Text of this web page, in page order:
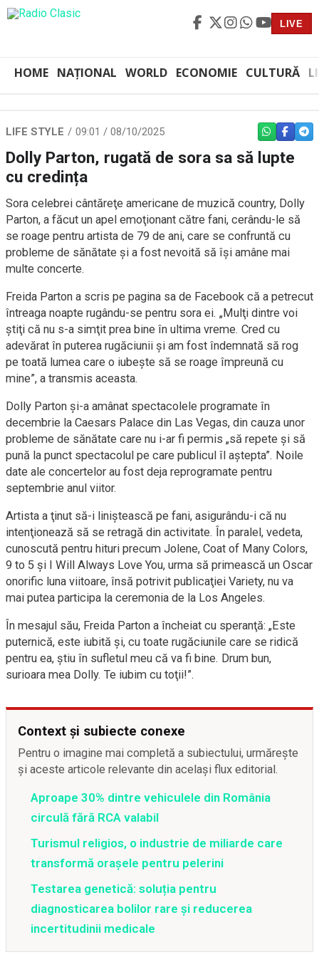
LIVE
HOME NAȚIONAL WORLD ECONOMIE CULTURĂ
LIFE STYLE 09:01 / 08/10/2025 WHATSAPP
Dolly Parton, rugată de sora sa să lupte
cu credința
Sora celebrei cântăreţe americane de muzică country, Dolly
Parton, a făcut un apel emoţionant către fani, cerându-le să
se roage pentru artista de 79 de ani, care se confruntă cu
probleme de sănătate şi a fost nevoită să îşi amâne mai
multe concerte.
Freida Parton a scris pe pagina sa de Facebook că a petrecut
întreaga noapte rugându-se pentru sora ei. „Mulţi dintre voi
ştiţi că nu s-a simţit prea bine în ultima vreme. Cred cu
adevărat în puterea rugăciunii şi am fost îndemnată să rog
pe toată lumea care o iubeşte să se roage împreună cu
mine”, a transmis aceasta.
Dolly Parton şi-a amânat spectacolele programate în
decembrie la Caesars Palace din Las Vegas, din cauza unor
probleme de sănătate care nu i-ar fi permis „să repete şi să
pună la punct spectacolul pe care publicul îl aştepta”. Noile
date ale concertelor au fost deja reprogramate pentru
septembrie anul viitor.
Artista a ţinut să-i liniştească pe fani, asigurându-i că nu
intenţionează să se retragă din activitate. În paralel, vedeta,
cunoscută pentru hituri precum Jolene, Coat of Many Colors,
9 to 5 şi I Will Always Love You, urma să primească un Oscar
onorific luna viitoare, însă potrivit publicaţiei Variety, nu va
mai putea participa la ceremonia de la Los Angeles.
În mesajul său, Freida Parton a încheiat cu speranţă: „Este
puternică, este iubită şi, cu toate rugăciunile care se ridică
pentru ea, ştiu în sufletul meu că va fi bine. Drum bun,
surioara mea Dolly. Te iubim cu toţii!”.
Context și subiecte conexe
Pentru o imagine mai completă a subiectului, urmărește
și aceste articole relevante din același flux editorial.
Aproape 30% dintre vehiculele din România
circulă fără RCA valabil
Turismul religios, o industrie de miliarde care
transformă orașele pentru pelerini
Testarea genetică: soluția pentru
diagnosticarea bolilor rare și reducerea
incertitudinii medicale